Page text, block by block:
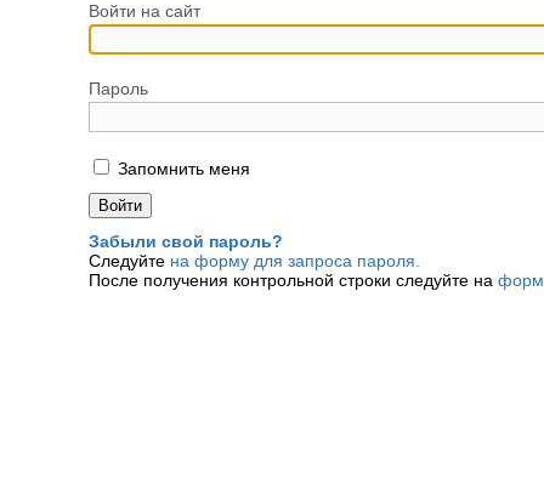
Войти на сайт
Пароль
Запомнить меня
Забыли свой пароль?
Следуйте на форму для запроса пароля.
После получения контрольной строки следуйте на